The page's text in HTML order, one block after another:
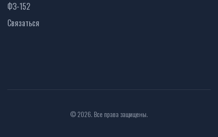
ФЗ-152
Связаться
© 2026. Все права защищены.